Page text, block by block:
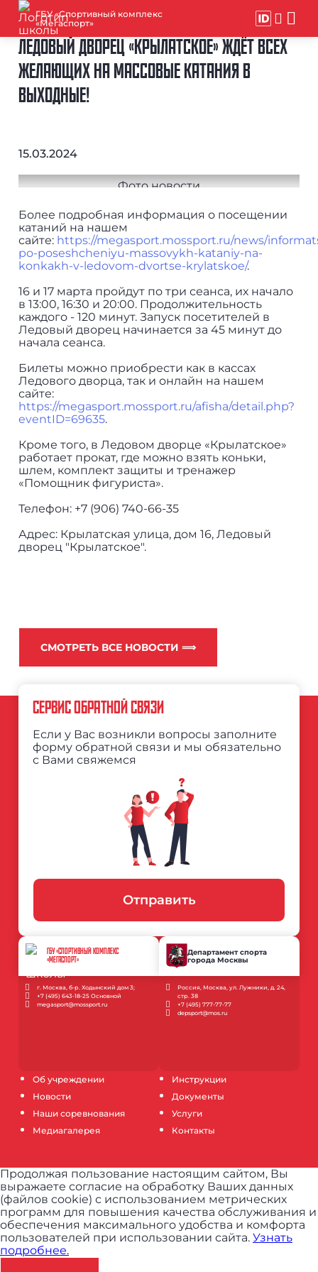
ГБУ «Спортивный комплекс
«Мегаспорт»
ЛЕДОВЫЙ ДВОРЕЦ «КРЫЛАТСКОЕ» ЖДЁТ ВСЕХ
ЖЕЛАЮЩИХ НА МАССОВЫЕ КАТАНИЯ В
ВЫХОДНЫЕ!
15.03.2024
Более подробная информация о посещении
катаний на нашем
сайте: https://megasport.mossport.ru/news/
po-poseshcheniyu-massovykh-kataniy-na-
konkakh-v-ledovom-dvortse-krylatskoe/.
16 и 17 марта пройдут по три сеанса, их начало
в 13:00, 16:30 и 20:00. Продолжительность
каждого - 120 минут. Запуск посетителей в
Ледовый дворец начинается за 45 минут до
начала сеанса.
Билеты можно приобрести как в кассах
Ледового дворца, так и онлайн на нашем
сайте:
https://megasport.mossport.ru/afisha/detail.php?
eventID=69635.
Кроме того, в Ледовом дворце «Крылатское»
работает прокат, где можно взять коньки,
шлем, комплект защиты и тренажер
«Помощник фигуриста».
Телефон: +7 (906) 740-66-35
Адрес: Крылатская улица, дом 16, Ледовый
дворец "Крылатское".
СМОТРЕТЬ ВСЕ НОВОСТИ ⟹
Об учреждении
Новости
Наши соревнования
Медиагалерея
Инструкции
Документы
Услуги
Контакты
СЕРВИС ОБРАТНОЙ СВЯЗИ
Если у Вас возникли вопросы заполните
форму обратной связи и мы обязательно
с Вами свяжемся
Отправить
ГБУ «СПОРТИВНЫЙ КОМПЛЕКС
«МЕГАСПОРТ»
г. Москва, б-р. Ходынский дом 3;
+7 (495) 643-18-25 Основной
megasport@mossport.ru
Департамент спорта
города Москвы
Россия, Москва, ул. Лужники, д. 24,
стр. 38
+7 (495) 777-77-77
depsport@mos.ru
Продолжая пользование настоящим сайтом, Вы
выражаете согласие на обработку Ваших данных
(файлов cookie) с использованием метрических
программ для повышения качества обслуживания и
обеспечения максимального удобства и комфорта
пользователей при использовании сайта. Узнать
подробнее.